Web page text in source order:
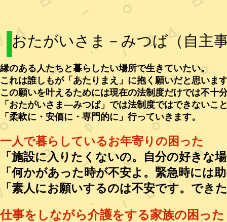
おたがいさま－みつば（自主
縁のある人たちと暮らしたい場所で生きていたい。
これは誰しもが「あたりまえ」に抱く願いだと思いま
この願いを叶えるためには現在の法制度だけでは不十
「おたがいさま―みつば」では法制度ではできないこ
「柔軟に・安価に・専門的に」行っていきます。
一人で暮らしているお年寄りの困った
「施設に入りたくないの。自分の好きな
「何かがあった時が不安よ。緊急時には
「素人にお願いするのは不安です。でき
仕事をしながら介護をする家族の困った